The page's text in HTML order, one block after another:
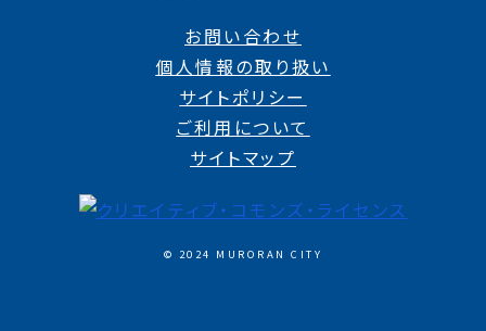
お問い合わせ
個人情報の取り扱い
サイトポリシー
ご利用について
サイトマップ
© 2024 MURORAN CITY